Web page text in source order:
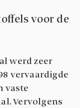
voor de
werd zeer
vervaardigde
vaste
Vervolgens